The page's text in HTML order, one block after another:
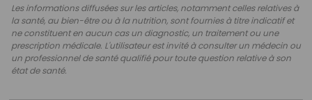
Les informations diffusées sur les articles, notamment celles relatives à
la santé, au bien-être ou à la nutrition, sont fournies à titre indicatif et
ne constituent en aucun cas un diagnostic, un traitement ou une
prescription médicale. L'utilisateur est invité à consulter un médecin ou
un professionnel de santé qualifié pour toute question relative à son
état de santé.